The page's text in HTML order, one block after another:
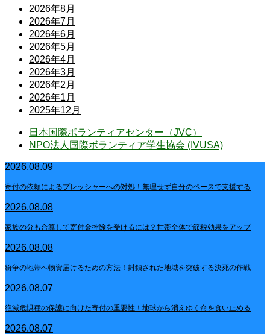
2026年8月
2026年7月
2026年6月
2026年5月
2026年4月
2026年3月
2026年2月
2026年1月
2025年12月
日本国際ボランティアセンター（JVC）
NPO法人国際ボランティア学生協会 (IVUSA)
2026.08.09
寄付の依頼によるプレッシャーへの対処！無理せず自分のペースで支援する
2026.08.08
家族の分も合算して寄付金控除を受けるには？世帯全体で節税効果をアップ
2026.08.08
紛争の地帯へ物資届けるための方法！封鎖された地域を突破する決死の作戦
2026.08.07
絶滅危惧種の保護に向けた寄付の重要性！地球から消えゆく命を食い止める
2026.08.07